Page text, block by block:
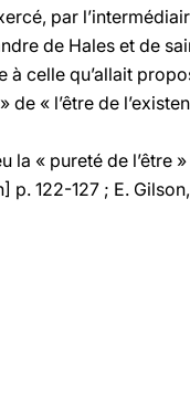
par
de Hales et de
à celle qu’allait
« l’être de
« pureté de l’être »
p. 122-127 ; E. Gilson,